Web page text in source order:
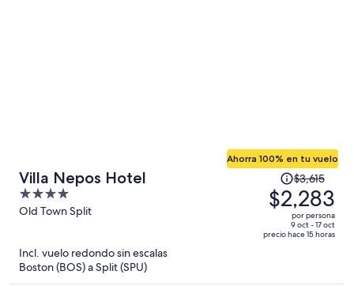
Villa Nepos Hotel
4
out
Old Town Split
Ahorra 100% en tu vuelo
precio
era
$3,615
$3,615
$2,283
por persona
9 oct - 17 oct
precio hace 15 horas
Incl. vuelo redondo sin escalas
Boston (BOS) a Split (SPU)